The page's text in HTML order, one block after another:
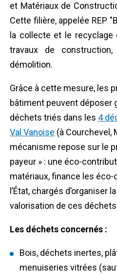
et Matériaux de
Cette filière, appelée REP
la collecte et le
travaux de
démolition.
Grâce à cette mesure, les
bâtiment peuvent déposer
déchets triés dans les 4
Val Vanoise (à Courchevel,
mécanisme repose sur le
payeur » : une éco-
matériaux, finance les
l’État, chargés d’organiser
valorisation de ces
Les déchets concernés :
Bois, déchets inertes,
menuiseries vitrées